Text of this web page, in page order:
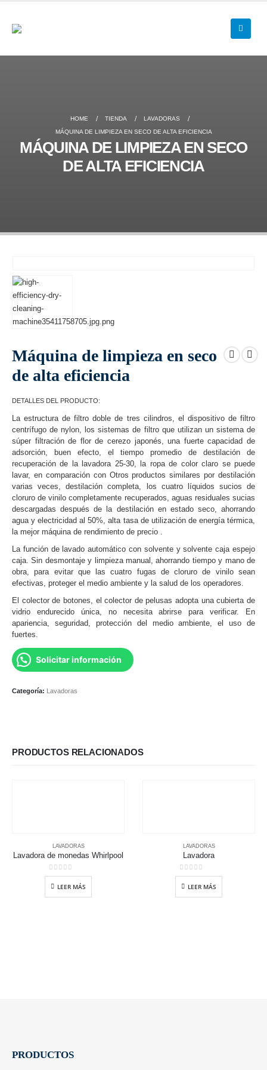
HOME TIENDA
LAVADORAS
MÁQUINA DE LIMPIEZA EN SECO DE ALTA EFICIENCIA
MÁQUINA DE LIMPIEZA EN SECO
DE ALTA EFICIENCIA
Máquina de limpieza en seco
de alta eficiencia
DETALLES DEL PRODUCTO:
La estructura de filtro doble de tres cilindros, el dispositivo de filtro
centrífugo de nylon, los sistemas de filtro que utilizan un sistema de
súper filtración de flor de cerezo japonés, una fuerte capacidad de
adsorción, buen efecto, el tiempo promedio de destilación de
recuperación de la lavadora 25-30, la ropa de color claro se puede
lavar, en comparación con Otros productos similares por destilación
varias veces, destilación completa, los cuatro líquidos sucios de
cloruro de vinilo completamente recuperados, aguas residuales sucias
descargadas después de la destilación en estado seco, ahorrando
agua y electricidad al 50%, alta tasa de utilización de energía térmica,
la mejor máquina de rendimiento de precio .
La función de lavado automático con solvente y solvente caja espejo
caja. Sin desmontaje y limpieza manual, ahorrando tiempo y mano de
obra, para evitar que las cuatro fugas de cloruro de vinilo sean
efectivas, proteger el medio ambiente y la salud de los operadores.
El colector de botones, el colector de pelusas adopta una cubierta de
vidrio endurecido única, no necesita abrirse para verificar. En
apariencia, seguridad, protección del medio ambiente, el uso de
fuertes.
Solicitar información
Categoría: Lavadoras
PRODUCTOS RELACIONADOS
LAVADORAS
Lavadora de monedas Whirlpool
0out of 5
LEER MÁS
LAVADORAS
Lavadora
0out of 5
LEER MÁS
PRODUCTOS